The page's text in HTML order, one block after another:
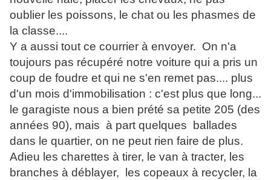
oublier les poissons, le chat ou les phasmes de
la classe....
Y a aussi tout ce courrier à envoyer. On n'a
toujours pas récupéré notre voiture qui a pris un
coup de foudre et qui ne s'en remet pas.... plus
d'un mois d'immobilisation : c'est plus que long...
le garagiste nous a bien prété sa petite 205 (des
années 90), mais à part quelques ballades
dans le quartier, on ne peut rien faire de plus.
Adieu les charettes à tirer, le van à tracter, les
branches à déblayer, les copeaux à recycler, la